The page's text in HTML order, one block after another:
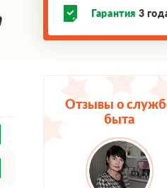
Гарантия 3
Отзывы о
быта